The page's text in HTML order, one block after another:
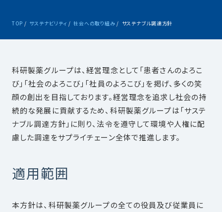
TOP サステナビリティ 社会への取り組み サステナブル調達方針
科研製薬グループは、経営理念として「患者さんのよろこ
び」「社会のよろこび」「社員のよろこび」を掲げ、多くの笑
顔の創出を目指しております。経営理念を追求し社会の持
続的な発展に貢献するため、科研製薬グループは「サステ
ナブル調達方針」に則り、法令を遵守して環境や人権に配
慮した調達をサプライチェーン全体で推進します。
適用範囲
本方針は、科研製薬グループの全ての役員及び従業員に